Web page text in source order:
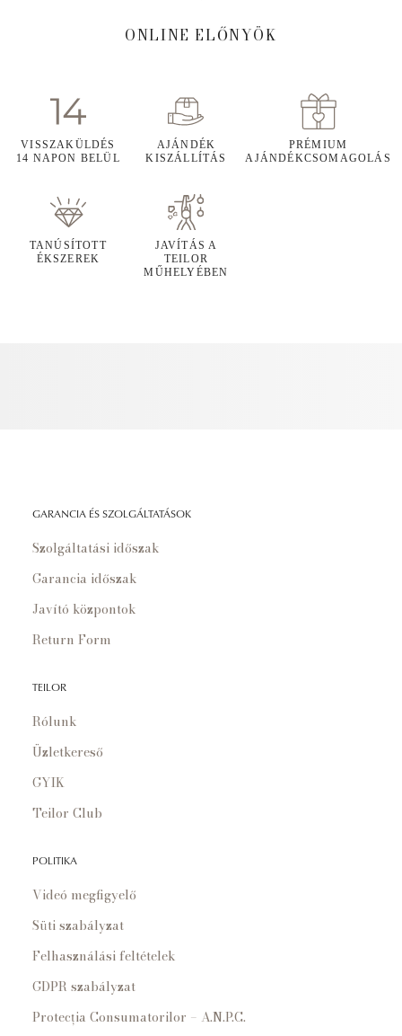
ONLINE ELŐNYÖK
VISSZAKÜLDÉS
14 NAPON BELÜL
AJÁNDÉK
KISZÁLLÍTÁS
PRÉMIUM
AJÁNDÉKCSOMAGOLÁS
TANÚSÍTOTT
ÉKSZEREK
JAVÍTÁS A
TEILOR
MŰHELYÉBEN
GARANCIA ÉS SZOLGÁLTATÁSOK
Szolgáltatási időszak
Garancia időszak
Javító központok
Return Form
TEILOR
Rólunk
Üzletkereső
GYIK
Teilor Club
POLITIKA
Videó megfigyelő
Süti szabályzat
Felhasználási feltételek
GDPR szabályzat
Protecția Consumatorilor – A.N.P.C.